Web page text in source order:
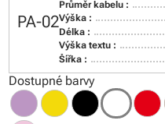
PA-02
Průměr kabelu :
Výška :
Délka :
Výška textu :
Šířka :
Dostupné barvy